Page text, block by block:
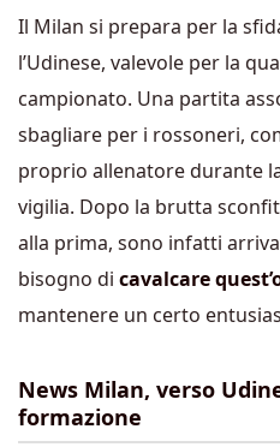
Il Milan si prepara per la
l’Udinese, valevole per la
campionato. Una partita
sbagliare per i rossoneri,
proprio allenatore durante
vigilia. Dopo la brutta
alla prima, sono infatti
bisogno di cavalcare
mantenere un certo
News Milan, verso
formazione